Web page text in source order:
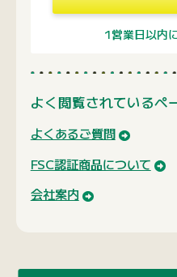
1営業日以内
よく閲覧されているペ
よくあるご質問
FSC認証商品について
会社案内